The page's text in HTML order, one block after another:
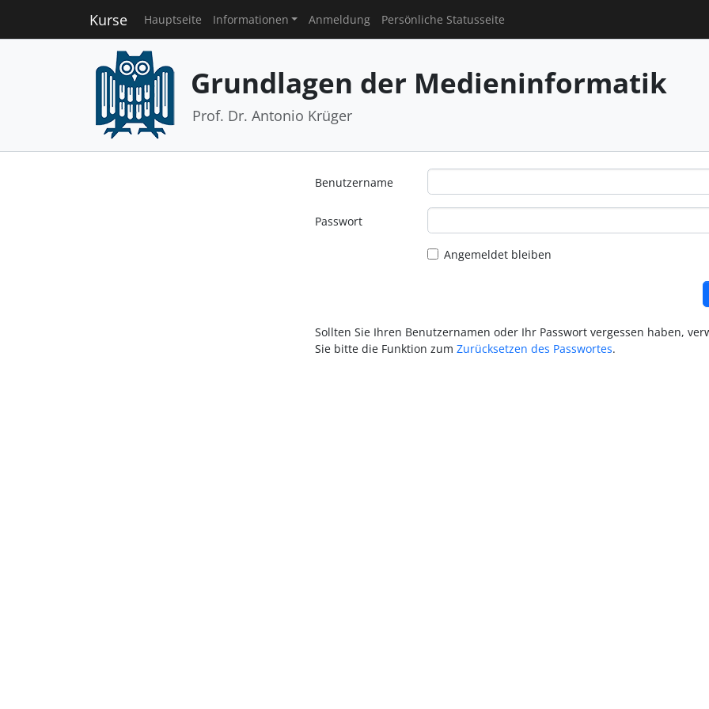
Kurse Hauptseite Informationen Anmeldung Persönliche Statusseite
Grundlagen der Medieninformatik
Prof. Dr. Antonio Krüger
Benutzername
Passwort
Angemeldet bleiben
Sollten Sie Ihren Benutzernamen oder Ihr Passwort vergessen haben,
Sie bitte die Funktion zum Zurücksetzen des Passwortes.